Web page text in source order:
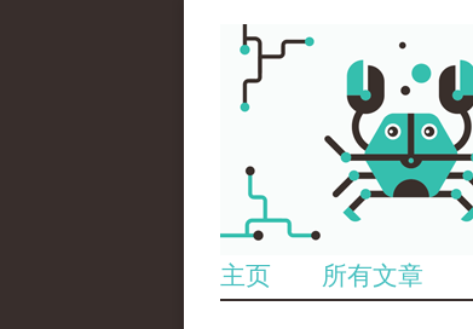
主页 所有文章